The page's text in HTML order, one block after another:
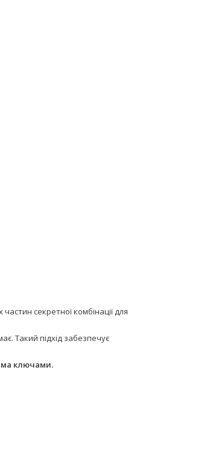
секретної комбінації для
Такий підхід забезпечує
ключами.